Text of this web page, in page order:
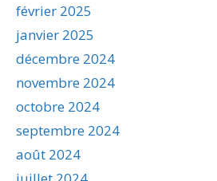
février 2025
janvier 2025
décembre 2024
novembre 2024
octobre 2024
septembre 2024
août 2024